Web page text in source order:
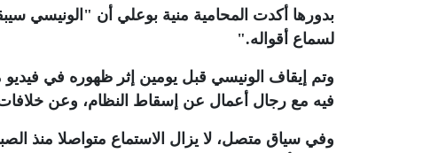
بدورها أكدت المحامية منية بوعلي أن "الونيسي
لسماع أقواله".
وتم إيقاف الونيسي قبل يومين إثر ظهوره في
فيه مع رجال أعمال عن إسقاط النظام، وعن
وفي سياق متصل، لا يزال الاستماع متواصلا منذ